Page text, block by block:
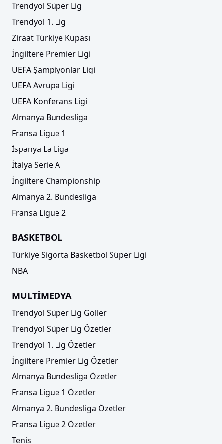
Trendyol Süper Lig
Trendyol 1. Lig
Ziraat Türkiye Kupası
İngiltere Premier Ligi
UEFA Şampiyonlar Ligi
UEFA Avrupa Ligi
UEFA Konferans Ligi
Almanya Bundesliga
Fransa Ligue 1
İspanya La Liga
İtalya Serie A
İngiltere Championship
Almanya 2. Bundesliga
Fransa Ligue 2
BASKETBOL
Türkiye Sigorta Basketbol Süper Ligi
NBA
MULTİMEDYA
Trendyol Süper Lig Goller
Trendyol Süper Lig Özetler
Trendyol 1. Lig Özetler
İngiltere Premier Lig Özetler
Almanya Bundesliga Özetler
Fransa Ligue 1 Özetler
Almanya 2. Bundesliga Özetler
Fransa Ligue 2 Özetler
Tenis